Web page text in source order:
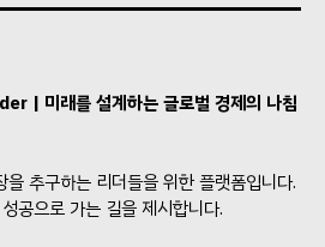
| 미래를 설계하는 글로벌 경제의 나침
추구하는 리더들을 위한 플랫폼입니다.
공으로 가는 길을 제시합니다.